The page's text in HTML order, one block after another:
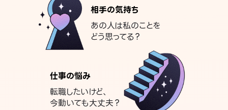
相手の気持ち
あの人は私のことを
どう思ってる？
仕事の悩み
転職したいけど、
今動いても大丈夫？